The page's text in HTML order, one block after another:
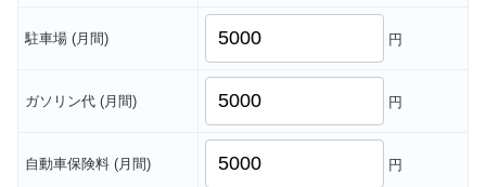
駐車場 (月間) 円
ガソリン代 (月間) 円
自動車保険料 (月間) 円